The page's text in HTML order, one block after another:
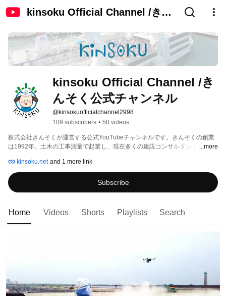
kinsoku Official Channel /きん
kinsoku Official Channel /き
んそく公式チャンネル
@kinsokuofficialchannel2998
109 subscribers • 50 videos
株式会社きんそくが運営する公式YouTubeチャンネルです。きんそくの創業
は1992年。土木の工事測量で起業し、現在多くの建設コンサルタント事業を
ばす」を信念とし、『「経営と社員の質で日本一の総合建設コンサルタン
ト」を目指す』を全従業員の目標と掲げ、働くことを通じて社会に貢献し一
人ひとりが花咲く社内風土を大切にしています。
...more
kinsoku.net and 1 more link
Subscribe
Home Videos Shorts Playlists Search